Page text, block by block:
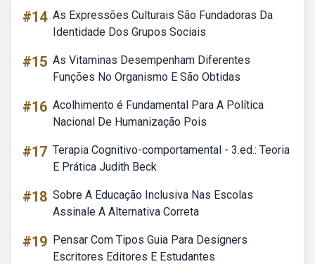
#14 As Expressões Culturais São Fundadoras Da
Identidade Dos Grupos Sociais
#15 As Vitaminas Desempenham Diferentes
Funções No Organismo E São Obtidas
#16 Acolhimento é Fundamental Para A Política
Nacional De Humanização Pois
#17 Terapia Cognitivo-comportamental - 3.ed.: Teoria
E Prática Judith Beck
#18 Sobre A Educação Inclusiva Nas Escolas
Assinale A Alternativa Correta
#19 Pensar Com Tipos Guia Para Designers
Escritores Editores E Estudantes